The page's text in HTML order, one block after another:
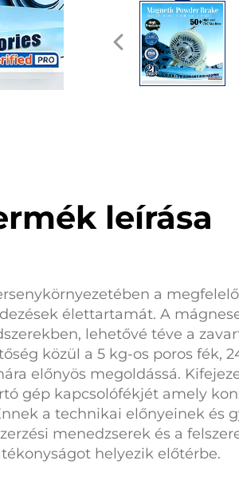
leírása
a
élettartamát. A
lehetővé téve a
közül a 5 kg-os poros fék,
előnyös megoldássá.
gép kapcsolófékjét amely
a technikai előnyeinek és
menedzserek és a
helyezik előtérbe.